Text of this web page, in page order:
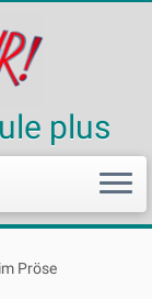
plus
Pröse